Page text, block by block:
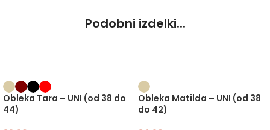
Podobni izdelki...
Obleka Tara – UNI (od 38 do
44)
Obleka Matilda – UNI (od 38
do 42)